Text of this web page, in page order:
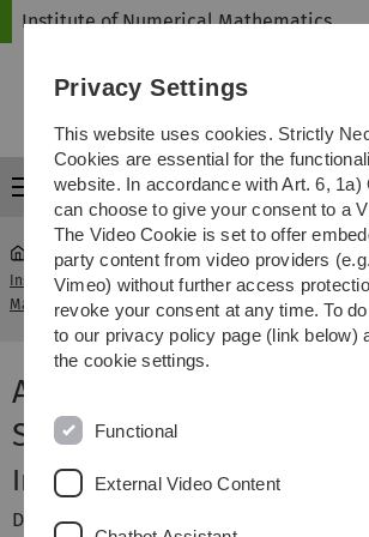
Skip
Skip
Skip
Skip
Institute of Numerical Mathematics
Menu
Institute of Numerical
Mathematics
...
Vorlesung
SoSe 2017
Angewandte Numerik I -
Sommersemester 2017
Inhalt
Die Vorlesung Angewandte Numerik I
Privacy Settings
This website uses cookies. Strictly
Cookies are essential for the
website. In accordance with Art. 6, 1a)
can choose to give your consent to a
The Video Cookie is set to offer
party content from video providers
Vimeo) without further access
revoke your consent at any time. To
to our privacy policy page (link below)
the cookie settings.
Functional
External Video Content